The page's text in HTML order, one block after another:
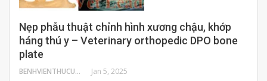
Nẹp phẫu thuật chỉnh hình xương chậu, khớp
háng thú y – Veterinary orthopedic DPO bone
plate
BENHVIENTHUCUNG Jan 5, 2025